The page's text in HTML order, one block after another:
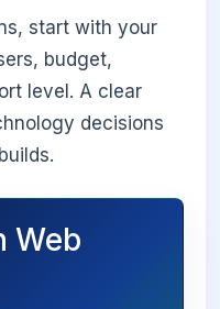
start with your
budget,
level. A clear
decisions
Web